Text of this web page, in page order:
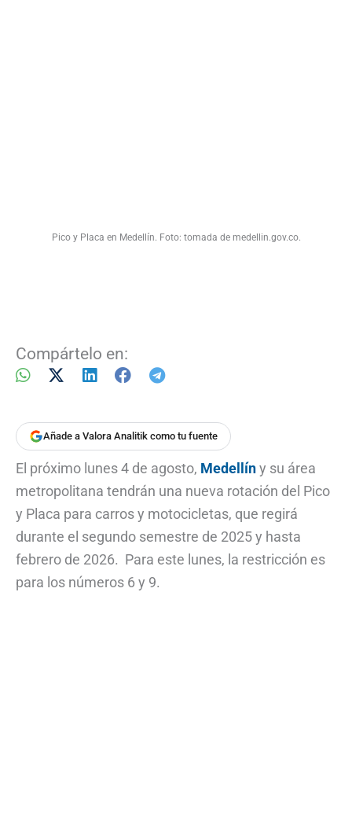
Pico y Placa en Medellín. Foto: tomada de medellin.gov.co.
Compártelo en:
Añade a Valora Analitik como tu fuente
El próximo lunes 4 de agosto, Medellíny su área
metropolitana tendrán una nueva rotación del Pico
y Placa para carros y motocicletas, que regirá
durante el segundo semestre de 2025 y hasta
febrero de 2026. Para este lunes, la restricción es
para los números 6 y 9.